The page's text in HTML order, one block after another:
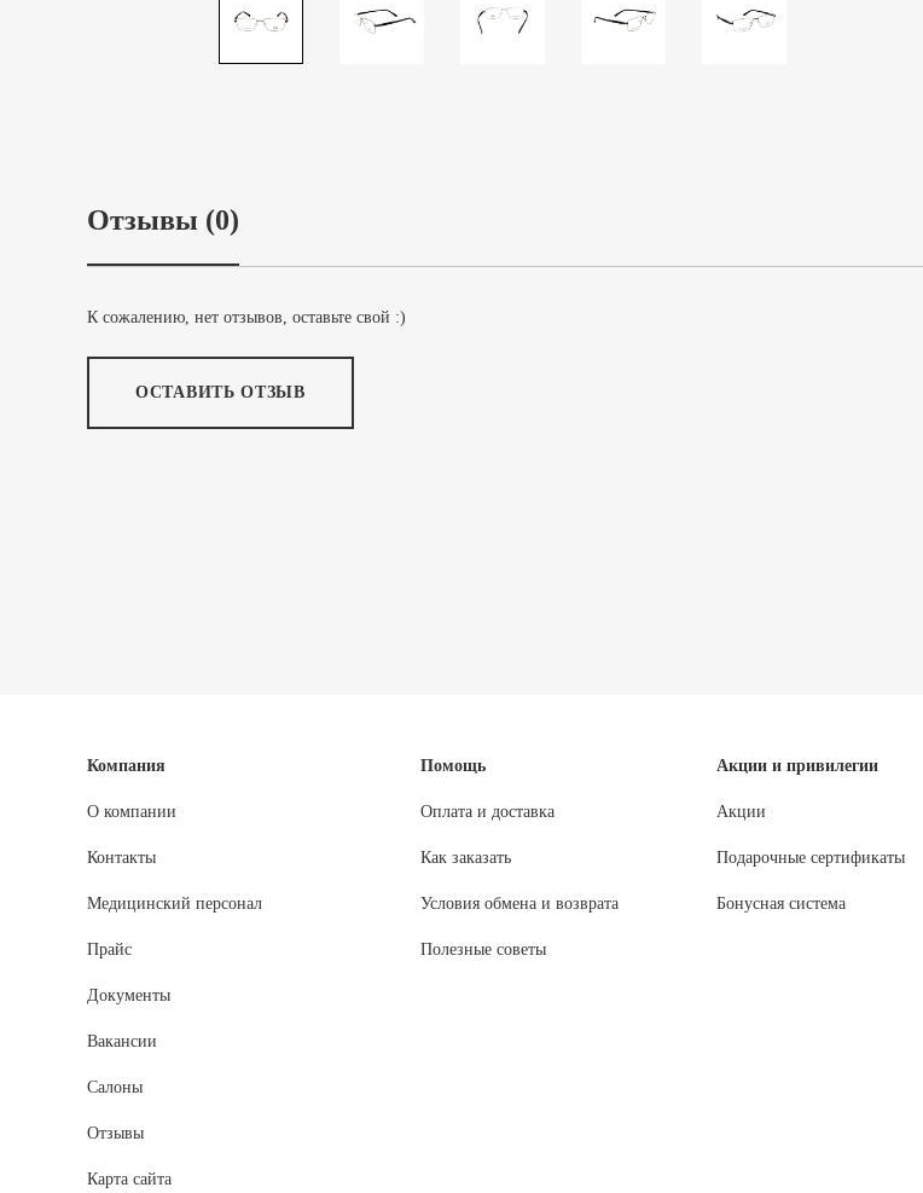
Отзывы (0)
К сожалению, нет отзывов, оставьте свой :)
ОСТАВИТЬ ОТЗЫВ
Компания
О компании
Контакты
Медицинский персонал
Прайс
Документы
Вакансии
Салоны
Отзывы
Карта сайта
Помощь
Оплата и доставка
Как заказать
Условия обмена и возврата
Полезные советы
Акции и привилегии
Акции
Подарочные сертификаты
Бонусная система